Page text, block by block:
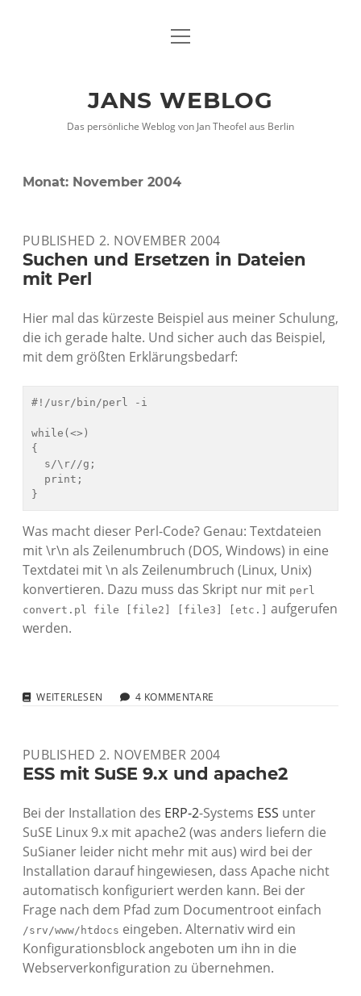
DATENSCHUTZHINWEISE
twitterfacebook
xing
Menü
JANS WEBLOG
Das persönliche Weblog von Jan Theofel aus Berlin
Monat: November 2004
PUBLISHED 2. NOVEMBER 2004
Suchen und Ersetzen in Dateien
mit Perl
Hier mal das kürzeste Beispiel aus meiner Schulung,
die ich gerade halte. Und sicher auch das Beispiel,
mit dem größten Erklärungsbedarf:
#!/usr/bin/perl -i
while(<>)
{
Was macht dieser Perl-Code? Genau: Textdateien
mit \r\n als Zeilenumbruch (DOS, Windows) in eine
Textdatei mit \n als Zeilenumbruch (Linux, Unix)
konvertieren. Dazu muss das Skript nur mit perl
convert.pl file [file2] [file3] [etc.] aufgerufen
werden.
WEITERLESEN SUCHEN
DATEIEN
MIT
PERL
4 KOMMENTARE
PUBLISHED 2. NOVEMBER 2004
ESS mit SuSE 9.x und apache2
Bei der Installation des ERP-2-Systems ESS unter
SuSE Linux 9.x mit apache2 (was anders liefern die
SuSianer leider nicht mehr mit aus) wird bei der
Installation darauf hingewiesen, dass Apache nicht
automatisch konfiguriert werden kann. Bei der
Frage nach dem Pfad zum Documentroot einfach
/srv/www/htdocs eingeben. Alternativ wird ein
Konfigurationsblock angeboten um ihn in die
Webserverkonfiguration zu übernehmen.